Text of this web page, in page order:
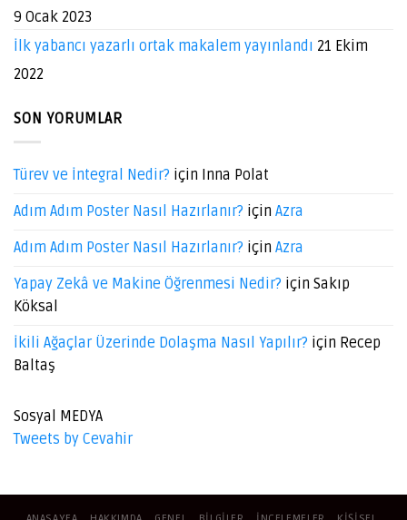
9 Ocak 2023
İlk yabancı yazarlı ortak makalem yayınlandı 21 Ekim
2022
SON YORUMLAR
Türev ve İntegral Nedir? için Inna Polat
Adım Adım Poster Nasıl Hazırlanır? için Azra
Adım Adım Poster Nasıl Hazırlanır? için Azra
Yapay Zekâ ve Makine Öğrenmesi Nedir? için Sakıp
Köksal
İkili Ağaçlar Üzerinde Dolaşma Nasıl Yapılır? için Recep
Baltaş
Sosyal MEDYA
Tweets by Cevahir